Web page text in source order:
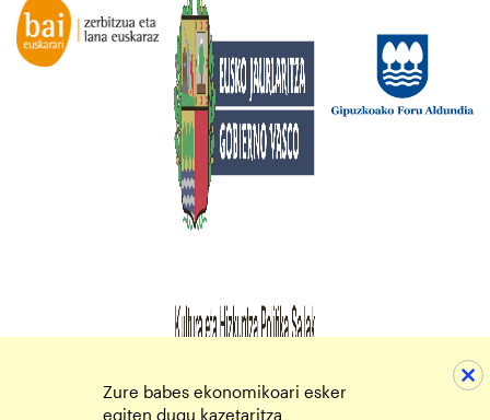
Zure babes ekonomikoari esker
egiten dugu kazetaritza